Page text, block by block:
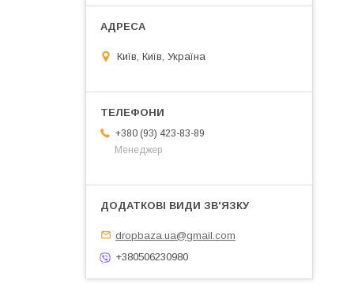
Київ, Київ, Україна
+380 (93) 423-83-89
Менеджер
dropbaza.ua@gmail.com
+380506230980